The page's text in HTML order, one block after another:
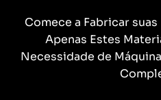
Comece a Fabricar
Apenas Estes
Necessidade de